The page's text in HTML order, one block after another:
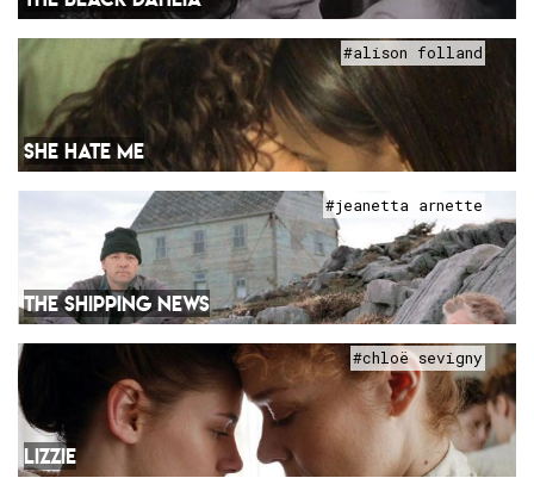
#alison folland
SHE HATE ME
#jeanetta arnette
THE SHIPPING NEWS
#chloë sevigny
LIZZIE